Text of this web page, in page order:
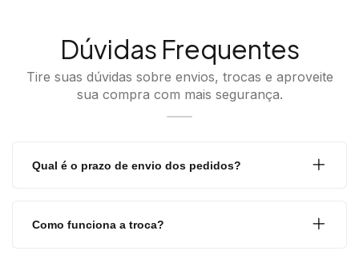
Dúvidas Frequentes
Tire suas dúvidas sobre envios, trocas e aproveite
sua compra com mais segurança.
Qual é o prazo de envio dos pedidos?
Como funciona a troca?